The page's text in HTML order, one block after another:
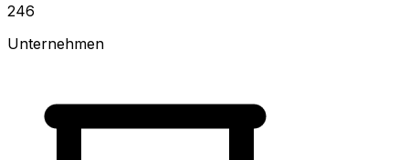
246
Unternehmen